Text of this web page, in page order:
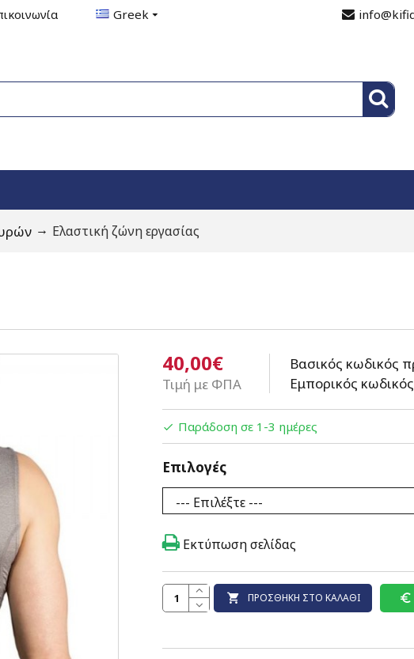
Greek
Ελαστική ζώνη εργασίας
40,00€
Τιμή με ΦΠΑ
Βασικός κωδικός
Εμπορικός
Παράδοση σε 1-3 ημέρες
Επιλογές
ΠΡΟΣΘΉΚΗ ΣΤΟ ΚΑΛΆΘΙ
Εκτύπωση σελίδας